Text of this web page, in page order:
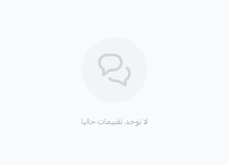
لا توجد تقييمات حاليا